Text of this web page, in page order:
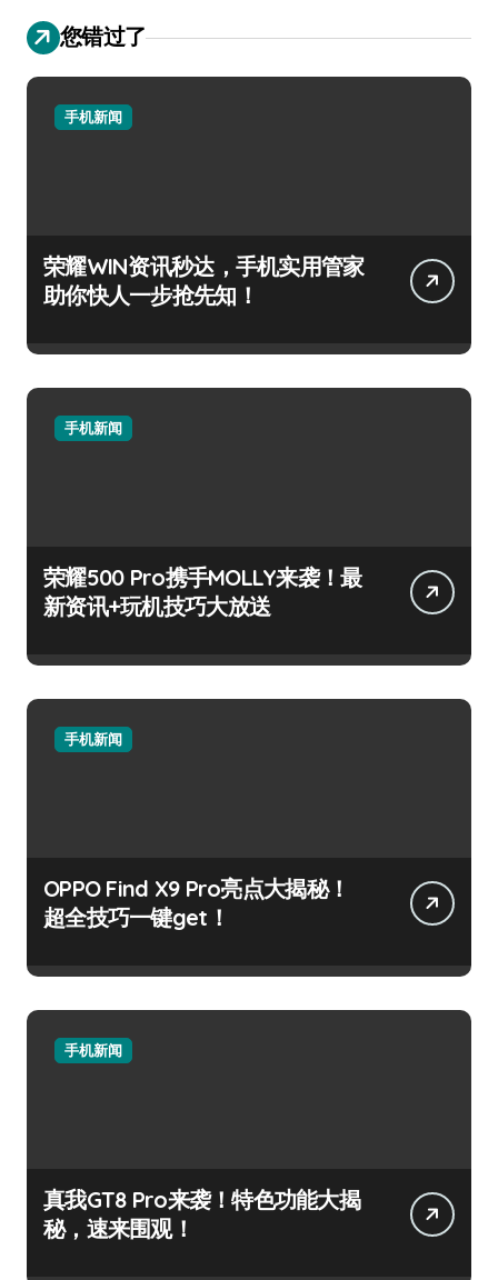
您错过了
手机新闻
荣耀WIN资讯秒达，手机实用管家
助你快人一步抢先知！
手机新闻
荣耀500 Pro携手MOLLY来袭！最
新资讯+玩机技巧大放送
手机新闻
OPPO Find X9 Pro亮点大揭秘！
超全技巧一键get！
手机新闻
真我GT8 Pro来袭！特色功能大揭
秘，速来围观！